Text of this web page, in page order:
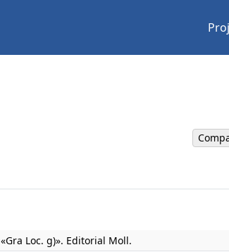
Loc. g)». Editorial Moll.